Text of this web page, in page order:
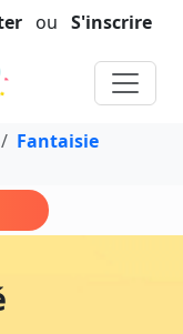
ou S'inscrire
Fantaisie